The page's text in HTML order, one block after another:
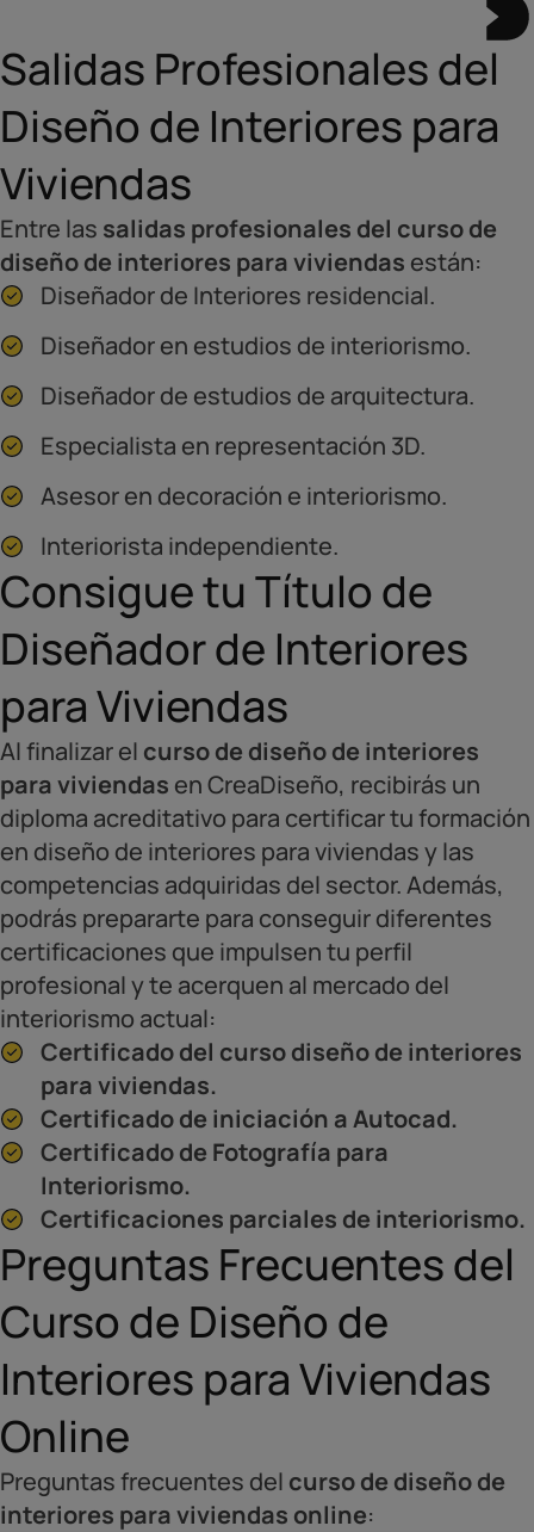
Salidas Profesionales del
Diseño de Interiores para
Viviendas
Entre las salidas profesionales del curso de
diseño de interiores para viviendas están:
Diseñador de Interiores residencial.
Diseñador en estudios de interiorismo.
Diseñador de estudios de arquitectura.
Especialista en representación 3D.
Asesor en decoración e interiorismo.
Interiorista independiente.
Consigue tu Título de
Diseñador de Interiores
para Viviendas
Al finalizar el curso de diseño de interiores
para viviendas en CreaDiseño, recibirás un
diploma acreditativo para certificar tu formación
en diseño de interiores para viviendas y las
competencias adquiridas del sector. Además,
podrás prepararte para conseguir diferentes
certificaciones que impulsen tu perfil
profesional y te acerquen al mercado del
interiorismo actual:
Certificado del curso diseño de interiores
para viviendas.
Certificado de iniciación a Autocad.
Certificado de Fotografía para
Interiorismo.
Certificaciones parciales de interiorismo.
Preguntas Frecuentes del
Curso de Diseño de
Interiores para Viviendas
Online
Preguntas frecuentes del curso de diseño de
interiores para viviendas online: